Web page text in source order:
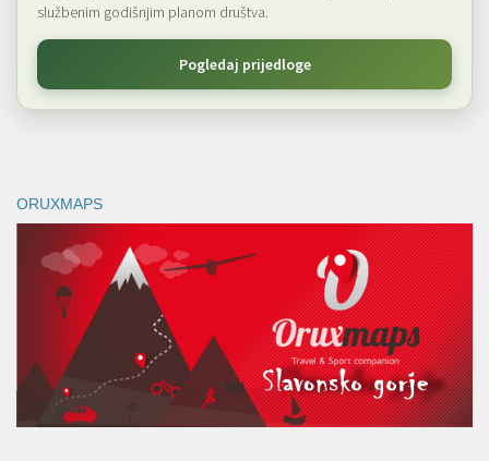
službenim godišnjim planom društva.
Pogledaj prijedloge
ORUXMAPS